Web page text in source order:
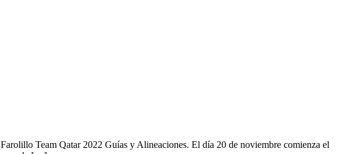
Team Qatar 2022 Guías y Alineaciones. El día 20 de noviembre comienza el